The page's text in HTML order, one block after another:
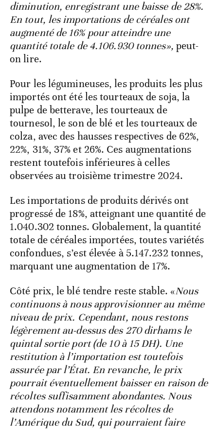
diminution, enregistrant une baisse de 28%.
En tout, les importations de céréales ont
augmenté de 16% pour atteindre une
quantité totale de 4.106.930 tonnes», peut-
on lire.
Pour les légumineuses, les produits les plus
importés ont été les tourteaux de soja, la
pulpe de betterave, les tourteaux de
tournesol, le son de blé et les tourteaux de
colza, avec des hausses respectives de 62%,
22%, 31%, 37% et 26%. Ces augmentations
restent toutefois inférieures à celles
observées au troisième trimestre 2024.
Les importations de produits dérivés ont
progressé de 18%, atteignant une quantité de
1.040.302 tonnes. Globalement, la quantité
totale de céréales importées, toutes variétés
confondues, s’est élevée à 5.147.232 tonnes,
marquant une augmentation de 17%.
Côté prix, le blé tendre reste stable. «Nous
continuons à nous approvisionner au même
niveau de prix. Cependant, nous restons
légèrement au-dessus des 270 dirhams le
quintal sortie port (de 10 à 15 DH). Une
restitution à l’importation est toutefois
assurée par l’État. En revanche, le prix
pourrait éventuellement baisser en raison de
récoltes suffisamment abondantes. Nous
attendons notamment les récoltes de
l’Amérique du Sud, qui pourraient faire